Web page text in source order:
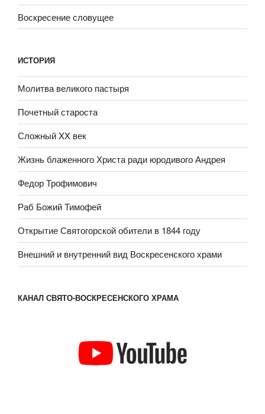
Воскресение словущее
ИСТОРИЯ
Молитва великого пастыря
Почетный староста
Сложный XX век
Жизнь блаженного Христа ради юродивого Андрея
Федор Трофимович
Раб Божий Тимофей
Открытие Святогорской обители в 1844 году
Внешний и внутренний вид Воскресенского храми
КАНАЛ СВЯТО-ВОСКРЕСЕНСКОГО ХРАМА